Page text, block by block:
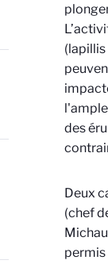
des
Deux
(chef
permis